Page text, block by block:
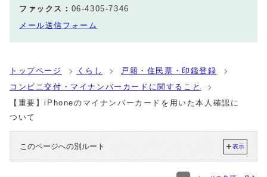
ファックス： 06-4305-7346
メール送信フォーム
トップページ くらし
戸籍・住民票・印鑑登録
コンビニ交付・マイナンバーカードに関すること
【重要】iPhoneのマイナンバーカードを用いた本人確認に
ついて
このページへの別ルート 表示